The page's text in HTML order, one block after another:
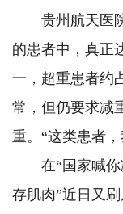
贵州航天医院
的患者中，真正
一，超重患者约
常，但仍要求减
重。“这类患者
在“国家喊你
存肌肉”近日又